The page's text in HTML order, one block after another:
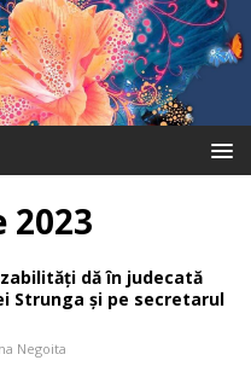
dă în judecată
Strunga și pe secretarul
Negoita